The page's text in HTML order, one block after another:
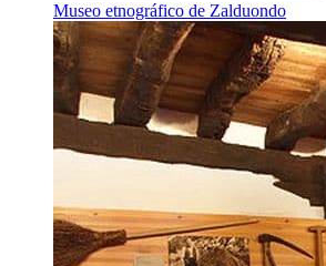
Museo etnográfico de Zalduondo